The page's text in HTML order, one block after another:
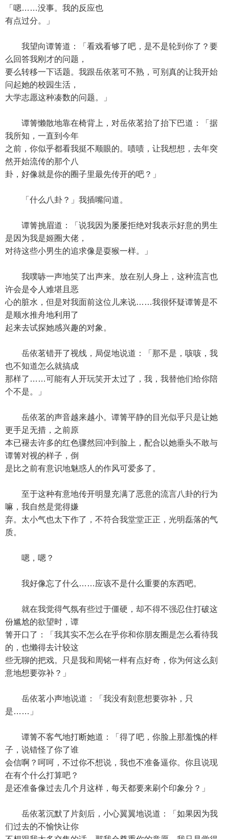
「嗯……没事。我的反应也
有点过分。」
我望向谭箐道：「看戏看够了吧，是不是轮到你了？要
么回答我刚才的问题，
要么转移一下话题。我跟岳依茗可不熟，可别真的让我开始
问起她的校园生活，
大学志愿这种凑数的问题。」
谭箐懒散地靠在椅背上，对岳依茗抬了抬下巴道：「据
我所知，一直到今年
之前，你似乎都看我挺不顺眼的。啧啧，让我想想，去年突
然开始流传的那个八
卦，好像就是你的圈子里最先传开的吧？」
「什么八卦？」我插嘴问道。
谭箐挑眉道：「说我因为屡屡拒绝对我表示好意的男生
是因为我是姬圈大佬，
对待这些小男生的追求像是耍猴一样。」
我噗哧一声地笑了出声来。放在别人身上，这种流言也
许会是令人难堪且恶
心的脏水，但是对我面前这位儿来说……我很怀疑谭箐是不
是顺水推舟地利用了
起来去试探她感兴趣的对象。
岳依茗错开了视线，局促地说道：「那不是，咳咳，我
也不知道怎么就搞成
那样了……可能有人开玩笑开太过了，我，我替他们给你陪
个不是。」
岳依茗的声音越来越小。谭箐平静的目光似乎只是让她
更手足无措，之前原
本已褪去许多的红色骤然回冲到脸上，配合以她垂头不敢与
谭箐对视的样子，倒
是比之前有意识地魅惑人的作风可爱多了。
至于这种有意地传开明显充满了恶意的流言八卦的行为
嘛，我自然是觉得嫌
弃。太小气也太下作了，不符合我堂堂正正，光明磊落的气
质。
嗯，嗯？
我好像忘了什么……应该不是什么重要的东西吧。
就在我觉得气氛有些过于僵硬，却不得不强忍住打破这
份尴尬的欲望时，谭
箐开口了：「我其实不怎么在乎你和你朋友圈是怎么看待我
的，也懒得去计较这
些无聊的把戏。只是我和周铭一样有点好奇，你为何这么刻
意地想要弥补？」
岳依茗小声地说道：「我没有刻意想要弥补，只
是……」
谭箐不客气地打断她道：「得了吧，你脸上那羞愧的样
子，说错怪了你了谁
会信啊？呵呵，不过你不想说，我也不准备逼你。你且说现
在有个什么打算吧？
是还准备像过去几个月这样，每天都要来刷个印象分？」
岳依茗沉默了片刻后，小心翼翼地说道：「如果因为我
们过去的不愉快让你